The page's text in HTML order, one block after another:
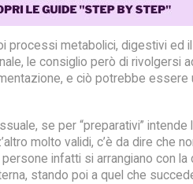
processi metabolici, digestivi ed
le consiglio però di rivolgersi
e ciò potrebbe essere
se per “preparativi” intende
molto validi, c’è da dire che
infatti si arrangiano con la
stando poi a quel che